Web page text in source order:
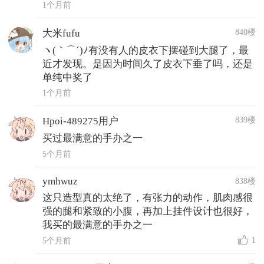
1个月前
大米fufu 840楼
ヽ(｀⌒´)ﾉ有没有人的皮衣下摆碰到大腿了，最
近才发现。是因为时间久了皮衣下垂了吗，还是
单纯中奖了
1个月前
Hpoi-489275用户 839楼
买过最满意的手办之一
5个月前
ymhwuz 838楼
这只造型真的太绝了，有张力的动作，肌肉感很
强的腿和紧致的小腹，再加上挂件设计也很好，
我买的最满意的手办之一
5个月前 1